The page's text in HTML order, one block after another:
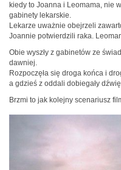
kiedy to Joanna i Leomama, nie
gabinety lekarskie.
Lekarze uważnie obejrzeli
Joannie potwierdzili raka.
Obie wyszły z gabinetów ze
dawniej.
Rozpoczęła się droga końca i
a gdzieś z oddali dobiegały
Brzmi to jak kolejny scenariusz